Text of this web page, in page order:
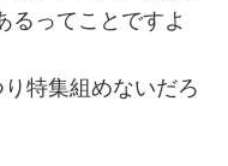
るってことですよ
特集組めないだろ